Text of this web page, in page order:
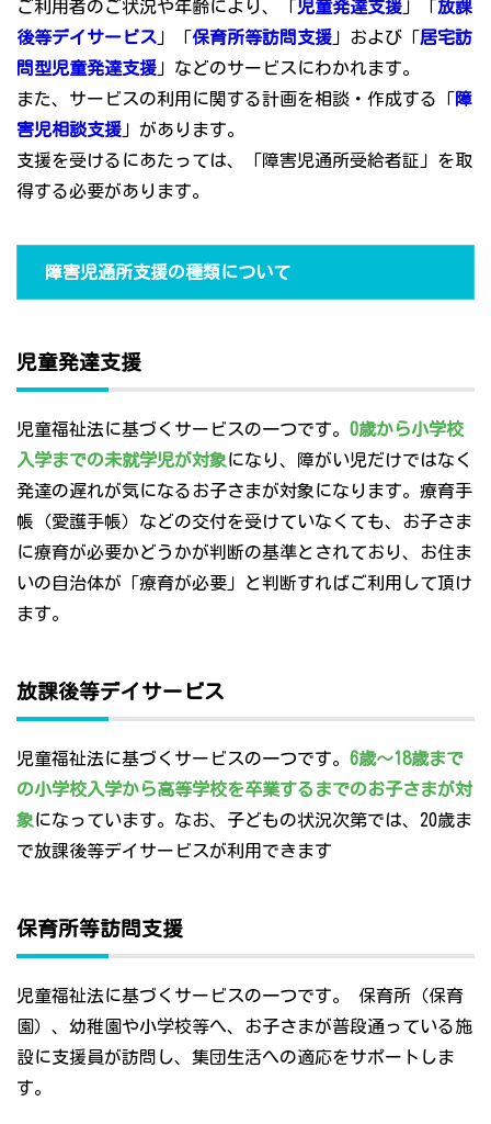
ご利用者のご状況や年齢により、「児童発達支援 」「放課
後等デイサービス 」「保育所等訪問支援 」および「居宅訪
問型児童発達支援 」などのサービスにわかれます。
また、サービスの利用に関する計画を相談・作成する「障
害児相談支援 」があります。
支援を受けるにあたっては、「障害児通所受給者証」を取
得する必要があります。
障害児通所支援の種類について
児童発達支援
児童福祉法に基づくサービスの一つです。 0歳から小学校
入学までの未就学児が対象になり、障がい児だけではなく
発達の遅れが気になるお子さまが対象になります。療育手
帳（愛護手帳）などの交付を受けていなくても、お子さま
に療育が必要かどうかが判断の基準とされており、お住ま
いの自治体が「療育が必要」と判断すればご利用して頂け
ます。
放課後等デイサービス
児童福祉法に基づくサービスの一つです。 6歳～18歳まで
の小学校入学から高等学校を卒業するまでのお子さまが対
象になっています。なお、子どもの状況次第では、20歳ま
で放課後等デイサービスが利用できます
保育所等訪問支援
児童福祉法に基づくサービスの一つです。 保育所（保育
園）、幼稚園や小学校等へ、お子さまが普段通っている施
設に支援員が訪問し、集団生活への適応をサポートしま
す。